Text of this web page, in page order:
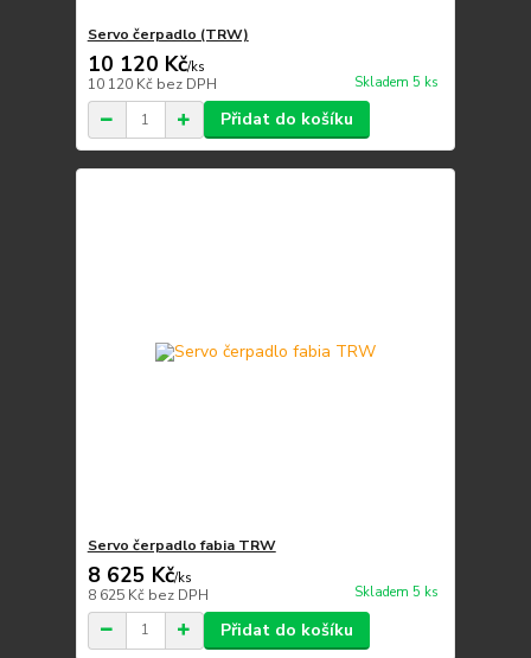
Servo čerpadlo (TRW)
10 120 Kč/ks
10 120 Kč bez DPH Skladem 5 ks
Přidat do košíku
Servo čerpadlo fabia TRW
8 625 Kč/ks
8 625 Kč bez DPH Skladem 5 ks
Přidat do košíku